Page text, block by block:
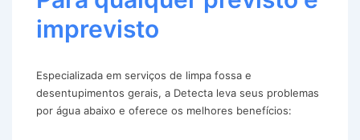
imprevisto
Especializada em serviços de limpa fossa e
desentupimentos gerais, a Detecta leva seus problemas
por água abaixo e oferece os melhores benefícios: